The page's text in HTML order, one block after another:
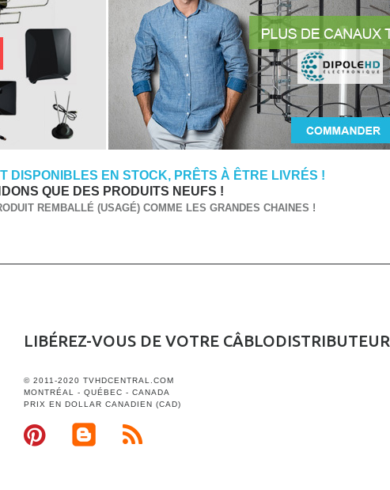
DISPONIBLES EN STOCK, PRÊTS À ÊTRE LIVRÉS !
QUE DES PRODUITS NEUFS !
REMBALLÉ (USAGÉ) COMME LES GRANDES CHAINES !
LIBÉREZ-VOUS DE VOTRE CÂBLODISTRIBUTEUR
© 2011-2020 TVHDCENTRAL.COM
MONTRÉAL - QUÉBEC - CANADA
PRIX EN DOLLAR CANADIEN (CAD)